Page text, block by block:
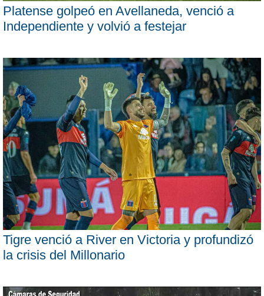
Platense golpeó en Avellaneda, venció a
Independiente y volvió a festejar
Tigre venció a River en Victoria y profundizó
la crisis del Millonario